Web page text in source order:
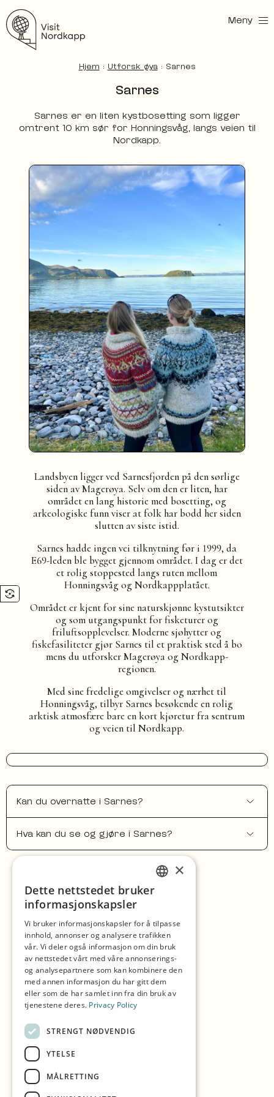
Meny
Hjem:Utforsk øya: Sarnes
Sarnes
Sarnes er en liten kystbosetting som ligger
omtrent 10 km sør for Honningsvåg, langs veien til
Nordkapp.
Landsbyen ligger ved Sarnesfjorden på den sørlige
siden av Magerøya. Selv om den er liten, har
området en lang historie med bosetting, og
arkeologiske funn viser at folk har bodd her siden
slutten av siste istid.
Sarnes hadde ingen vei tilknytning før i 1999, da
E69-leden ble bygget gjennom området. I dag er det
et rolig stoppested langs ruten mellom
Honningsvåg og Nordkappplatået.
Området er kjent for sine naturskjønne kystutsikter
og som utgangspunkt for fisketurer og
friluftsopplevelser. Moderne sjøhytter og
fiskefasiliteter gjør Sarnes til et praktisk sted å bo
mens du utforsker Magerøya og Nordkapp-
regionen.
Med sine fredelige omgivelser og nærhet til
Honningsvåg, tilbyr Sarnes besøkende en rolig
arktisk atmosfære bare en kort kjøretur fra sentrum
og veien til Nordkapp.
Forrige
1/2 Neste
Kan du overnatte i Sarnes?
Hva kan du se og gjøre i Sarnes?
Opplevelser
Spis og drikk
Hjem
Shopping
Årstider
Våre partnere
ENGLISH
SPANISH
NORWEGIAN
×
Dette nettstedet bruker
informasjonskapsler
Vi bruker informasjonskapsler for å tilpasse
innhold, annonser og analysere trafikken
vår. Vi deler også informasjon om din bruk
av nettstedet vårt med våre annonserings-
og analysepartnere som kan kombinere den
med annen informasjon du har gitt dem
eller som de har samlet inn fra din bruk av
tjenestene deres. Privacy Policy
STRENGT NØDVENDIG
YTELSE
MÅLRETTING